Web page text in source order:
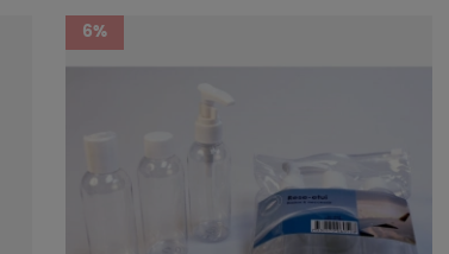
6%